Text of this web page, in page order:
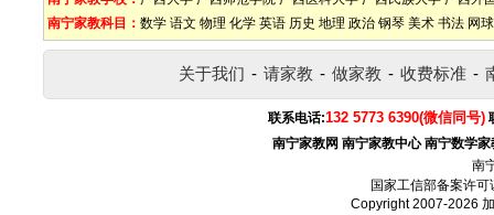
南宁家教科目： 数学 语文 物理 化学 英语 历史 地理 政治 钢琴 美术 书法 网球
关于我们 - 请家教 - 做家教 - 收费标准 -
联系电话:132 5773 6390(微信同号)
南宁家教网 南宁家教中心 南宁数学家
南
国家工信部备案许可
Copyright 2007-2026